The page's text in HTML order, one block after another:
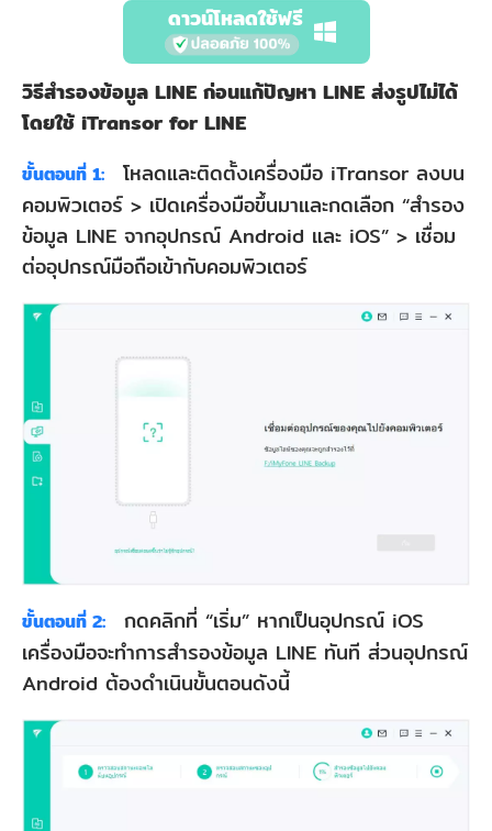
ดาวน์โหลดใช้ฟรี
วิธีสำรองข้อมูล LINE ก่อนแก้ปัญหา LINE ส่งรูปไม่ได้
โดยใช้ iTransor for LINE
ขั้นตอนที่ 1:
โหลดและติดตั้งเครื่องมือ iTransor ลงบน
คอมพิวเตอร์ > เปิดเครื่องมือขึ้นมาและกดเลือก “สำรอง
ข้อมูล LINE จากอุปกรณ์ Android และ iOS” > เชื่อม
ต่ออุปกรณ์มือถือเข้ากับคอมพิวเตอร์
ขั้นตอนที่ 2:
กดคลิกที่ “เริ่ม” หากเป็นอุปกรณ์ iOS
เครื่องมือจะทำการสำรองข้อมูล LINE ทันที ส่วนอุปกรณ์
Android ต้องดำเนินขั้นตอนดังนี้